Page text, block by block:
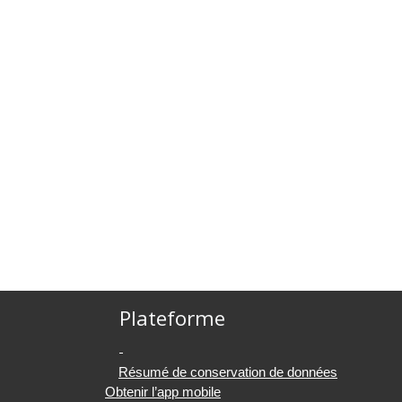
Plateforme
Résumé de conservation de données
Obtenir l’app mobile